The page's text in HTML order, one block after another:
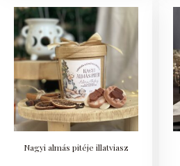
Nagyi almás pitéje illatviasz